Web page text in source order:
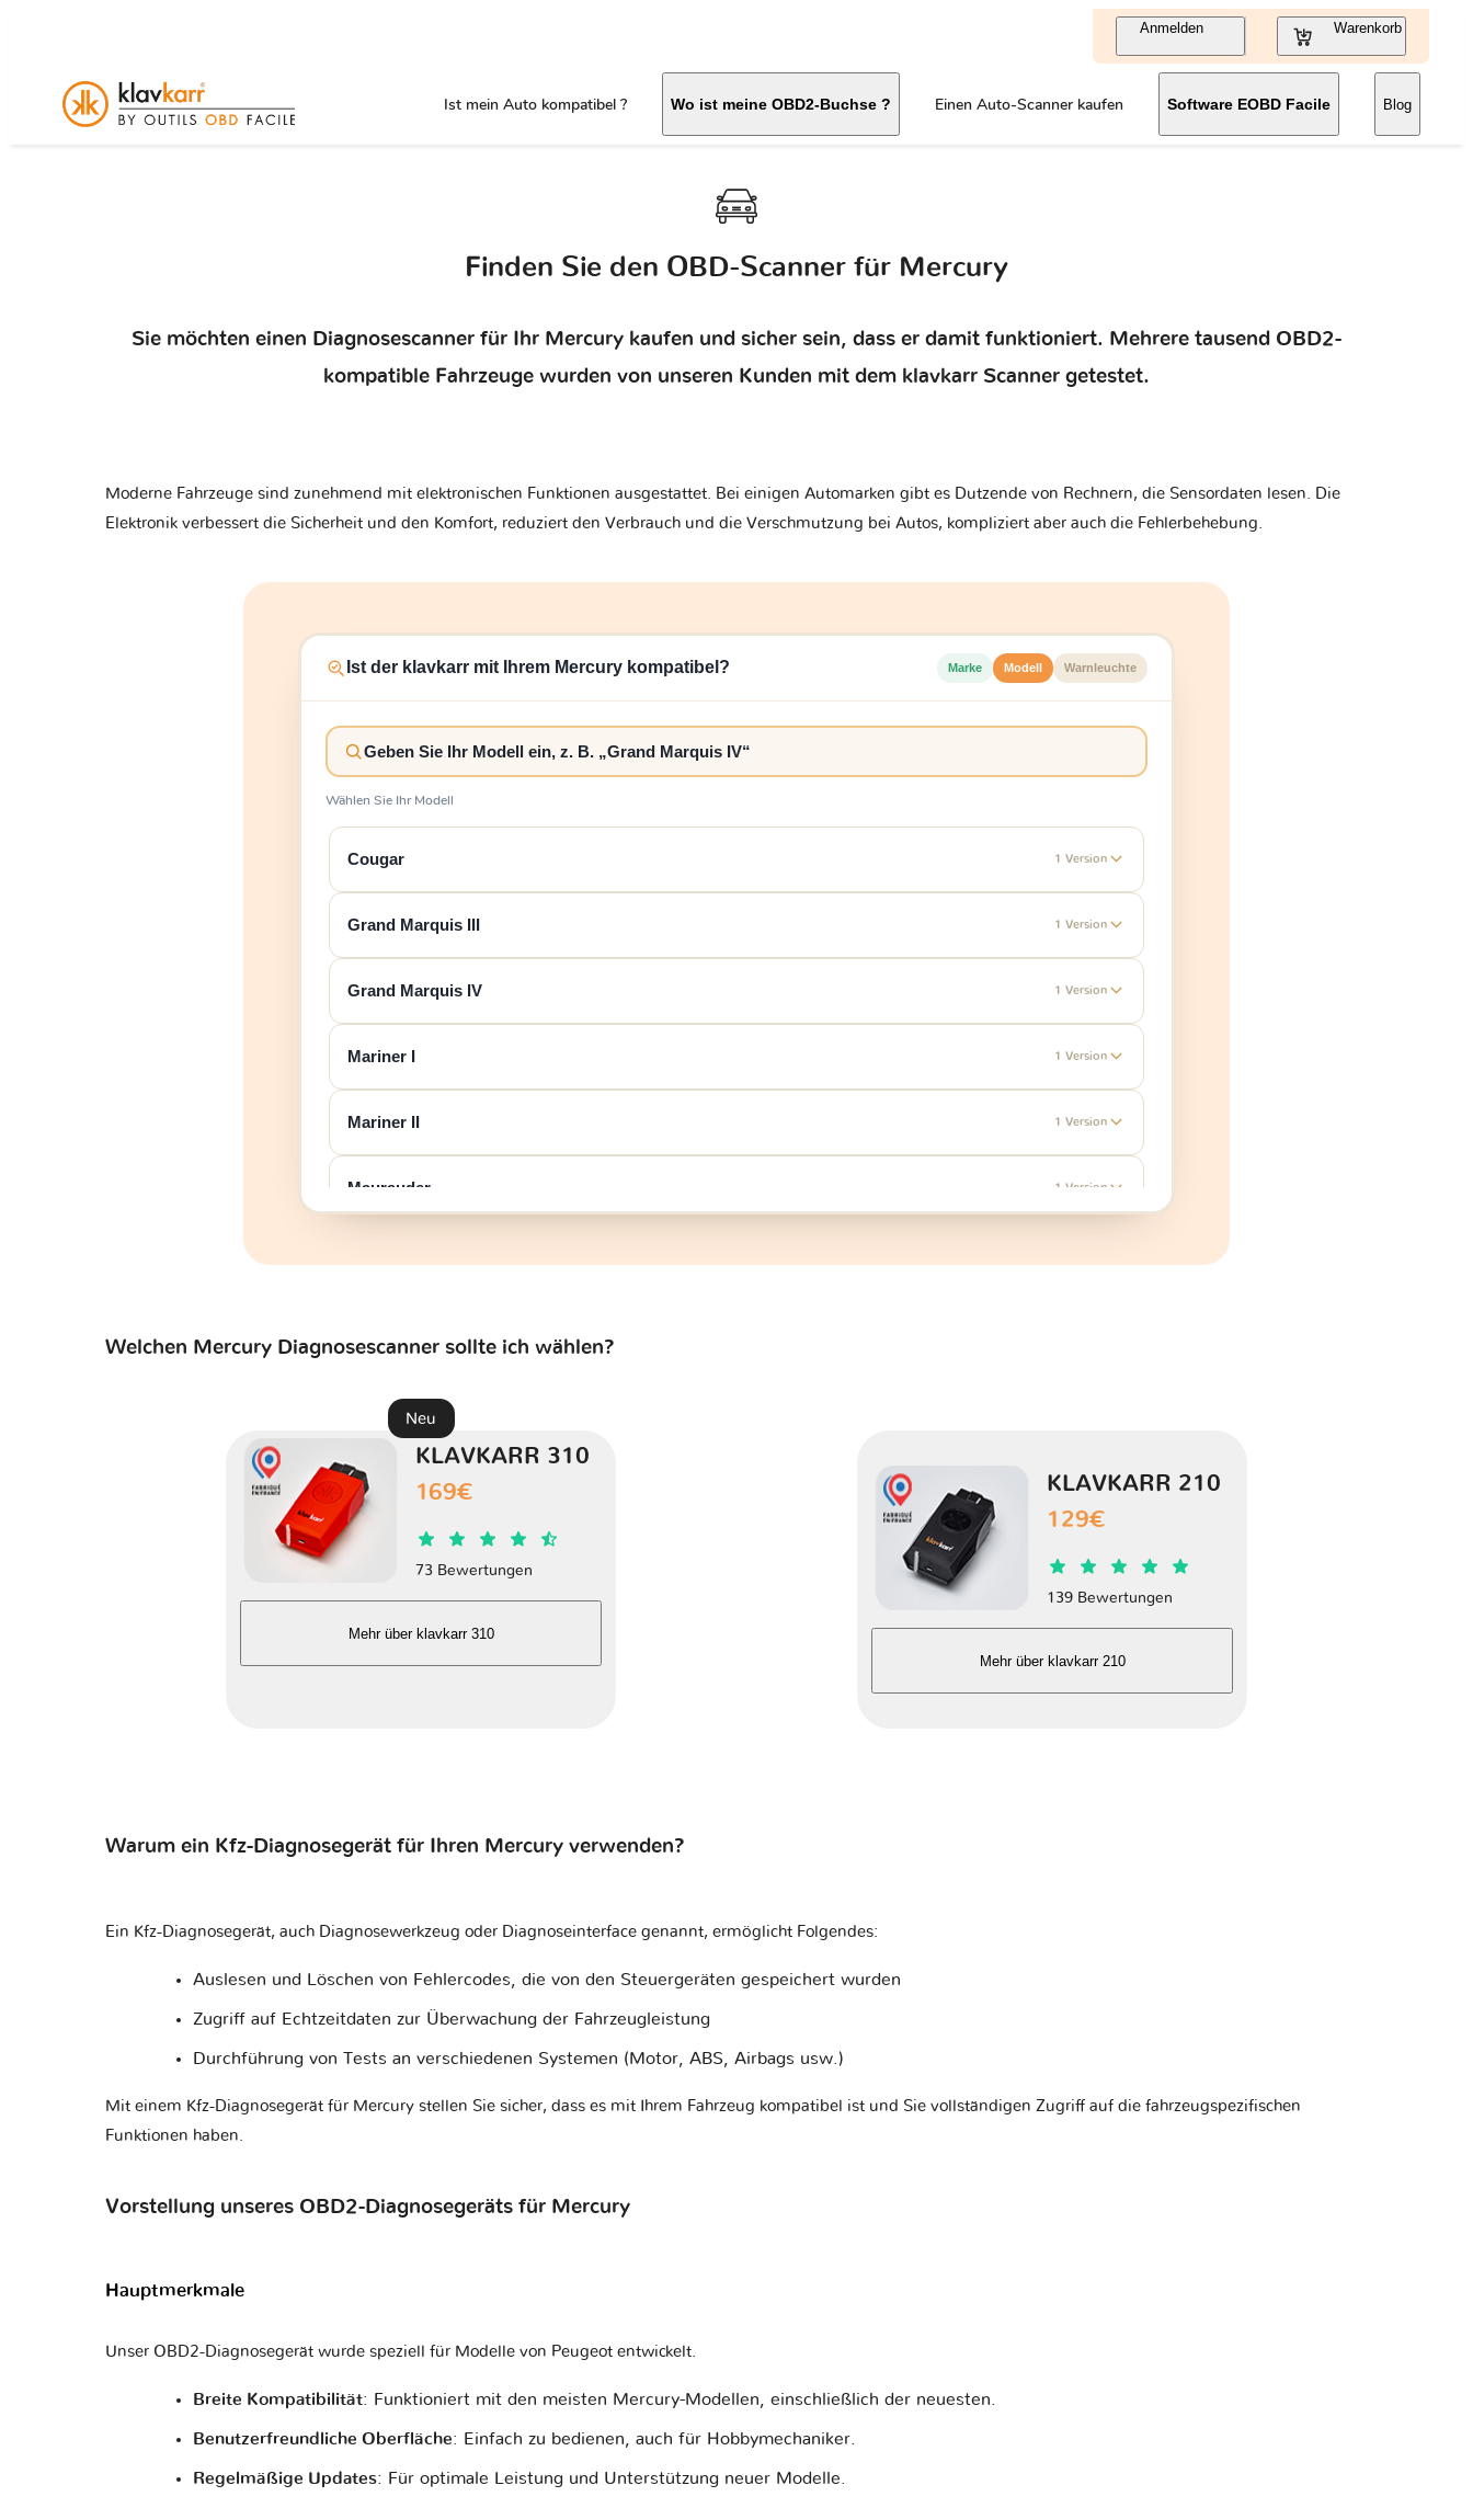
Anmelden Warenkorb
Ist mein Auto kompatibel ? Wo ist meine OBD2-Buchse ? Einen Auto-Scanner kaufen Software EOBD Facile Blog
Finden Sie den OBD-Scanner für Mercury
Sie möchten einen Diagnosescanner für Ihr Mercury kaufen und sicher sein, dass er damit funktioniert. Mehrere tausend OBD2-
kompatible Fahrzeuge wurden von unseren Kunden mit dem klavkarr Scanner getestet.
Moderne Fahrzeuge sind zunehmend mit elektronischen Funktionen ausgestattet. Bei einigen Automarken gibt es Dutzende von Rechnern, die Sensordaten lesen. Die
Elektronik verbessert die Sicherheit und den Komfort, reduziert den Verbrauch und die Verschmutzung bei Autos, kompliziert aber auch die Fehlerbehebung.
Ist der klavkarr mit Ihrem Mercury kompatibel? Marke Modell Warnleuchte
Wählen Sie Ihr Modell
Cougar 1 Version
Grand Marquis III 1 Version
Grand Marquis IV 1 Version
Mariner I 1 Version
Mariner II 1 Version
Maurauder 1 Version
Mountaineer I
Mountaineer II 1 Version
Villager I
Welchen Mercury Diagnosescanner sollte ich wählen?
Neu
KLAVKARR 310
169€
73 Bewertungen
Mehr über klavkarr 310
KLAVKARR 210
129€
139 Bewertungen
Mehr über klavkarr 210
Warum ein Kfz-Diagnosegerät für Ihren Mercury verwenden?
Ein Kfz-Diagnosegerät, auch Diagnosewerkzeug oder Diagnoseinterface genannt, ermöglicht Folgendes:
Auslesen und Löschen von Fehlercodes, die von den Steuergeräten gespeichert wurden
Zugriff auf Echtzeitdaten zur Überwachung der Fahrzeugleistung
Durchführung von Tests an verschiedenen Systemen (Motor, ABS, Airbags usw.)
Mit einem Kfz-Diagnosegerät für Mercury stellen Sie sicher, dass es mit Ihrem Fahrzeug kompatibel ist und Sie vollständigen Zugriff auf die fahrzeugspezifischen
Funktionen haben.
Vorstellung unseres OBD2-Diagnosegeräts für Mercury
Hauptmerkmale
Unser OBD2-Diagnosegerät wurde speziell für Modelle von Peugeot entwickelt.
Breite Kompatibilität: Funktioniert mit den meisten Mercury-Modellen, einschließlich der neuesten.
Benutzerfreundliche Oberfläche: Einfach zu bedienen, auch für Hobbymechaniker.
Regelmäßige Updates: Für optimale Leistung und Unterstützung neuer Modelle.